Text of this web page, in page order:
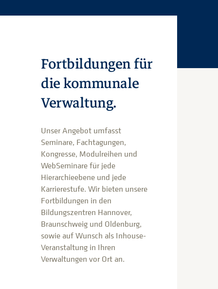
Fortbildungen für
die kommunale
Verwaltung.
Unser Angebot umfasst
Seminare, Fachtagungen,
Kongresse, Modulreihen und
WebSeminare für jede
Hierarchieebene und jede
Karrierestufe. Wir bieten unsere
Fortbildungen in den
Bildungszentren Hannover,
Braunschweig und Oldenburg,
sowie auf Wunsch als Inhouse-
Veranstaltung in Ihren
Verwaltungen vor Ort an.